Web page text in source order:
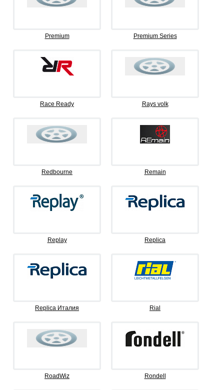
Premium Premium Series
Race Ready Rays volk
Redbourne Remain
Replay Replica
Replica Италия Rial
RoadWiz Rondell